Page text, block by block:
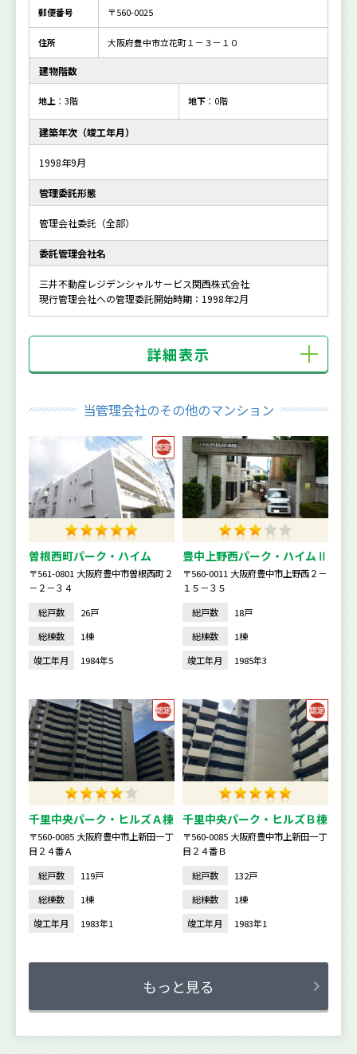
郵便番号 〒560-0025
住所 大阪府豊中市立花町１－３－１０
建物階数
地上 ：3階 地下：0階
建築年次（竣工年月）
1998年9月
管理委託形態
管理会社委託（全部）
委託管理会社名
三井不動産レジデンシャルサービス関西株式会社
現行管理会社への管理委託開始時期：1998年2月
詳細表示
当管理会社のその他のマンション
曽根西町パーク・ハイム
〒561-0801 大阪府豊中市曽根西町２
－２－３４
総戸数
26戸
総棟数
1棟
竣工年月
1984年5
豊中上野西パーク・ハイムⅡ
〒560-0011 大阪府豊中市上野西２－
１５－３５
総戸数
18戸
総棟数
1棟
竣工年月
1985年3
千里中央パーク・ヒルズＡ棟
〒560-0085 大阪府豊中市上新田一丁
目２４番Ａ
総戸数
119戸
総棟数
1棟
竣工年月
1983年1
千里中央パーク・ヒルズＢ棟
〒560-0085 大阪府豊中市上新田一丁
目２４番Ｂ
総戸数
132戸
総棟数
1棟
竣工年月
1983年1
もっと見る